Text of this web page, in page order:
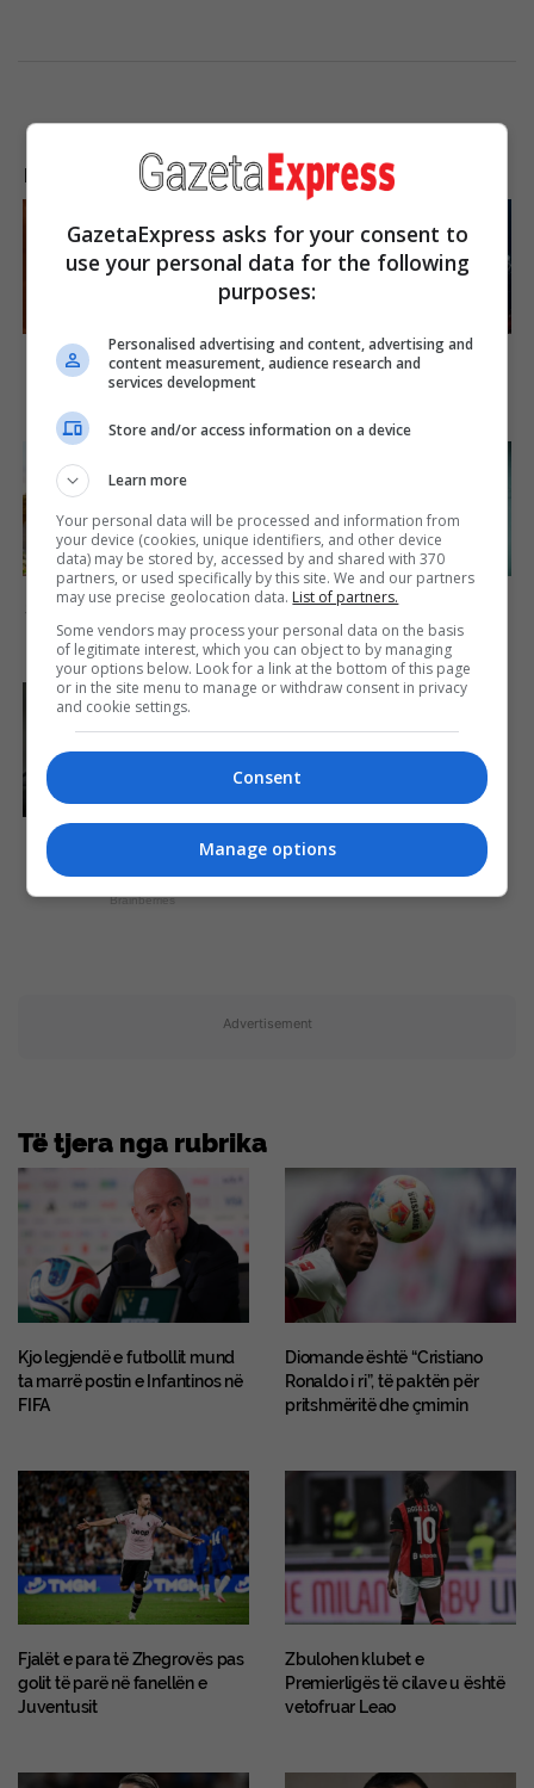
LAJME NGA INTERNETI
10 Epic Failures That Were
Completely Preventable —
Find Out
Iconic '90s Entertainment
Couples We'll Never Forget
Did You Notice How Natural
Simba’s Movements Looked
In The Movie?
Brainberries
From Albinos To
Polygamists: The World's
Most Unique Families
Brainberries
Hollywood's Inaccurate
Portrayal of Reality - Take a
Brainberries
Horses To A Whole New
Advertisement
Të tjera nga rubrika
Kjo legjendë e futbollit mund
ta marrë postin e Infantinos në
FIFA
Diomande është “Cristiano
Ronaldo i ri”, të paktën për
pritshmëritë dhe çmimin
Fjalët e para të Zhegrovës pas
golit të parë në fanellën e
Juventusit
Zbulohen klubet e
Premierligës të cilave u është
vetofruar Leao
GazetaExpress asks for your consent to
use your personal data for the following
purposes:
Personalised advertising and content, advertising and
content measurement, audience research and
services development
Store and/or access information on a device
Learn more
Your personal data will be processed and information from
your device (cookies, unique identifiers, and other device
data) may be stored by, accessed by and shared with 370
partners, or used specifically by this site. We and our partners
may use precise geolocation data. List of partners.
Some vendors may process your personal data on the basis
of legitimate interest, which you can object to by managing
your options below. Look for a link at the bottom of this page
or in the site menu to manage or withdraw consent in privacy
and cookie settings.
Consent
Manage options